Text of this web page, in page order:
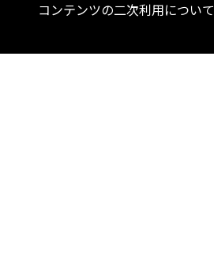
コンテンツの二次利用について